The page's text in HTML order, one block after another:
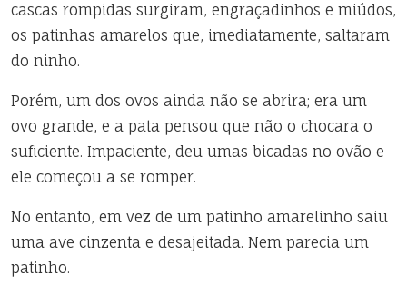
cascas rompidas surgiram, engraçadinhos e miúdos,
os patinhas amarelos que, imediatamente, saltaram
do ninho.
Porém, um dos ovos ainda não se abrira; era um
ovo grande, e a pata pensou que não o chocara o
suficiente. Impaciente, deu umas bicadas no ovão e
ele começou a se romper.
No entanto, em vez de um patinho amarelinho saiu
uma ave cinzenta e desajeitada. Nem parecia um
patinho.